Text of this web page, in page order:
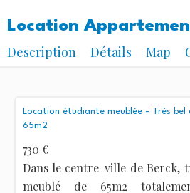
Location
Description
Détails Map
Location étudiante meublée - Très
65m2
730 €
Dans le centre-ville de Berck,
meublé de 65m2